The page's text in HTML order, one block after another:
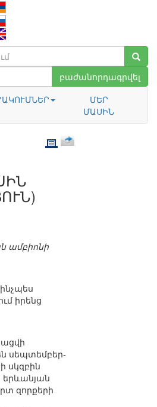
բաժանորդագրվել
ՄԵՐ
ՄԱՍԻՆ
ամբիոնի
իրենց
սեպտեմբեր-
սկզբին
զորքերի